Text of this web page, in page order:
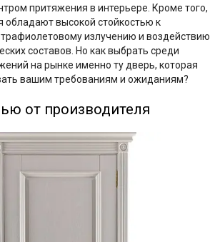
притяжения в интерьере. Кроме того,
обладают высокой стойкостью к
излучению и воздействию
составов. Но как выбрать среди
на рынке именно ту дверь, которая
вашим требованиям и ожиданиям?
от производителя